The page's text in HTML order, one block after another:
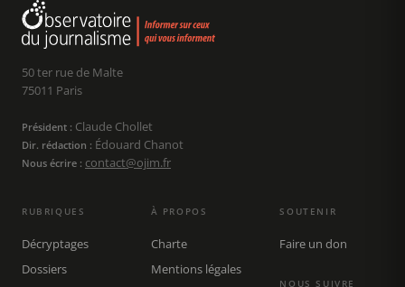
50 ter rue de Malte
75011 Paris
Président : Claude Chollet
Dir. rédaction : Édouard Chanot
Nous écrire : contact@ojim.fr
RUBRIQUES
Décryptages
Dossiers
À PROPOS
Charte
Mentions légales
SOUTENIR
Faire un don
NOUS SUIVRE